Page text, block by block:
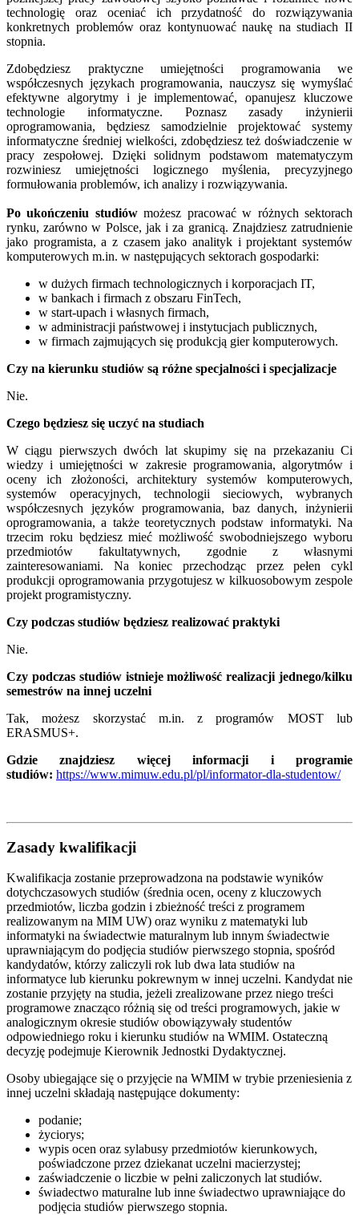
technologię oraz oceniać ich przydatność do rozwiązywania
konkretnych problemów oraz kontynuować naukę na studiach II
stopnia.
Zdobędziesz praktyczne umiejętności programowania we
współczesnych językach programowania, nauczysz się wymyślać
efektywne algorytmy i je implementować, opanujesz kluczowe
technologie informatyczne. Poznasz zasady inżynierii
oprogramowania, będziesz samodzielnie projektować systemy
informatyczne średniej wielkości, zdobędziesz też doświadczenie w
pracy zespołowej. Dzięki solidnym podstawom matematyczym
rozwiniesz umiejętności logicznego myślenia, precyzyjnego
formułowania problemów, ich analizy i rozwiązywania.
Po ukończeniu studiówmożesz pracować w różnych sektorach
rynku, zarówno w Polsce, jak i za granicą. Znajdziesz zatrudnienie
jako programista, a z czasem jako analityk i projektant systemów
komputerowych m.in. w następujących sektorach gospodarki:
w dużych firmach technologicznych i korporacjach IT,
w bankach i firmach z obszaru FinTech,
w start-upach i własnych firmach,
w administracji państwowej i instytucjach publicznych,
w firmach zajmujących się produkcją gier komputerowych.
Czy na kierunku studiów są różne specjalności i specjalizacje
Nie.
Czego będziesz się uczyć na studiach
W ciągu pierwszych dwóch lat skupimy się na przekazaniu Ci
wiedzy i umiejętności w zakresie programowania, algorytmów i
oceny ich złożoności, architektury systemów komputerowych,
systemów operacyjnych, technologii sieciowych, wybranych
współczesnych języków programowania, baz danych, inżynierii
oprogramowania, a także teoretycznych podstaw informatyki. Na
trzecim roku będziesz mieć możliwość swobodniejszego wyboru
przedmiotów fakultatywnych, zgodnie z własnymi
zainteresowaniami. Na koniec przechodząc przez pełen cykl
produkcji oprogramowania przygotujesz w kilkuosobowym zespole
projekt programistyczny.
Czy podczas studiów będziesz realizować praktyki
Nie.
Czy podczas studiów istnieje możliwość realizacji jednego/kilku
semestrów na innej uczelni
Tak, możesz skorzystać m.in. z programów MOST lub
ERASMUS+.
Gdzie znajdziesz więcej informacji i programie
studiów: https://www.mimuw.edu.pl/pl/informator-dla-studentow/
Zasady kwalifikacji
Kwalifikacja zostanie przeprowadzona na podstawie wyników
dotychczasowych studiów (średnia ocen, oceny z kluczowych
przedmiotów, liczba godzin i zbieżność treści z programem
realizowanym na MIM UW) oraz wyniku z matematyki lub
informatyki na świadectwie maturalnym lub innym świadectwie
uprawniającym do podjęcia studiów pierwszego stopnia, spośród
kandydatów, którzy zaliczyli rok lub dwa lata studiów na
informatyce lub kierunku pokrewnym w innej uczelni. Kandydat nie
zostanie przyjęty na studia, jeżeli zrealizowane przez niego treści
programowe znacząco różnią się od treści programowych, jakie w
analogicznym okresie studiów obowiązywały studentów
odpowiedniego roku i kierunku studiów na WMIM. Ostateczną
decyzję podejmuje Kierownik Jednostki Dydaktycznej.
Osoby ubiegające się o przyjęcie na WMIM w trybie przeniesienia z
innej uczelni składają następujące dokumenty:
podanie;
życiorys;
wypis ocen oraz sylabusy przedmiotów kierunkowych,
poświadczone przez dziekanat uczelni macierzystej;
zaświadczenie o liczbie w pełni zaliczonych lat studiów.
świadectwo maturalne lub inne świadectwo uprawniające do
podjęcia studiów pierwszego stopnia.